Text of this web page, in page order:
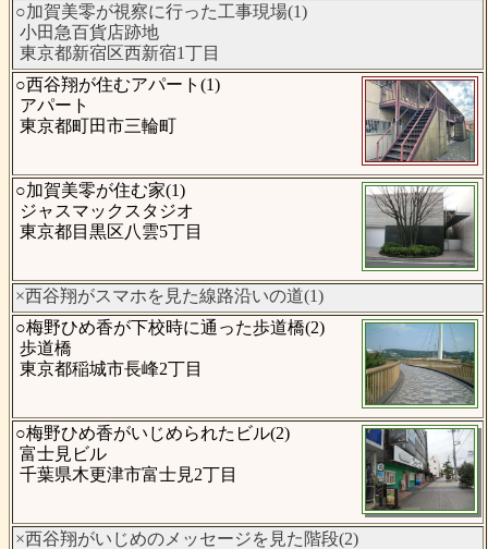
○加賀美零が視察に行った工事現場(1)
小田急百貨店跡地
東京都新宿区西新宿1丁目
○西谷翔が住むアパート(1)
アパート
東京都町田市三輪町
○加賀美零が住む家(1)
ジャスマックスタジオ
東京都目黒区八雲5丁目
×西谷翔がスマホを見た線路沿いの道(1)
○梅野ひめ香が下校時に通った歩道橋(2)
歩道橋
東京都稲城市長峰2丁目
○梅野ひめ香がいじめられたビル(2)
富士見ビル
千葉県木更津市富士見2丁目
×西谷翔がいじめのメッセージを見た階段(2)